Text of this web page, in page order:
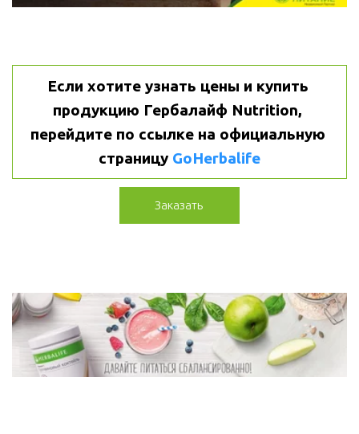
Если хотите узнать цены и купить
продукцию Гербалайф Nutrition,
перейдите по ссылке на официальную
страницу GoHerbalife
Заказать